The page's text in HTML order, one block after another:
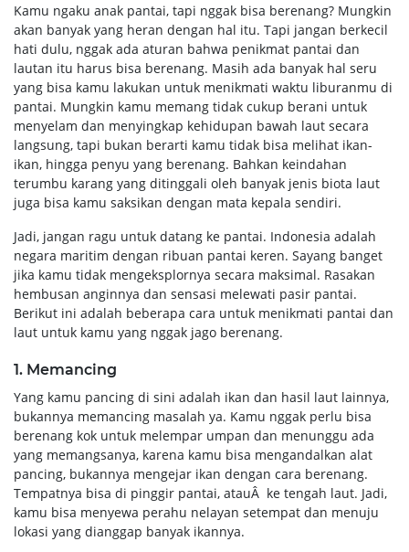
Kamu ngaku anak pantai, tapi nggak bisa berenang? Mungkin
akan banyak yang heran dengan hal itu. Tapi jangan berkecil
hati dulu, nggak ada aturan bahwa penikmat pantai dan
lautan itu harus bisa berenang. Masih ada banyak hal seru
yang bisa kamu lakukan untuk menikmati waktu liburanmu di
pantai. Mungkin kamu memang tidak cukup berani untuk
menyelam dan menyingkap kehidupan bawah laut secara
langsung, tapi bukan berarti kamu tidak bisa melihat ikan-
ikan, hingga penyu yang berenang. Bahkan keindahan
terumbu karang yang ditinggali oleh banyak jenis biota laut
juga bisa kamu saksikan dengan mata kepala sendiri.
Jadi, jangan ragu untuk datang ke pantai. Indonesia adalah
negara maritim dengan ribuan pantai keren. Sayang banget
jika kamu tidak mengeksplornya secara maksimal. Rasakan
hembusan anginnya dan sensasi melewati pasir pantai.
Berikut ini adalah beberapa cara untuk menikmati pantai dan
laut untuk kamu yang nggak jago berenang.
1. Memancing
Yang kamu pancing di sini adalah ikan dan hasil laut lainnya,
bukannya memancing masalah ya. Kamu nggak perlu bisa
berenang kok untuk melempar umpan dan menunggu ada
yang memangsanya, karena kamu bisa mengandalkan alat
pancing, bukannya mengejar ikan dengan cara berenang.
Tempatnya bisa di pinggir pantai, atauÂ ke tengah laut. Jadi,
kamu bisa menyewa perahu nelayan setempat dan menuju
lokasi yang dianggap banyak ikannya.